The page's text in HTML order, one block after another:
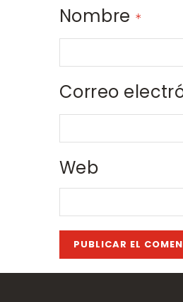
Nombre *
Correo
Web